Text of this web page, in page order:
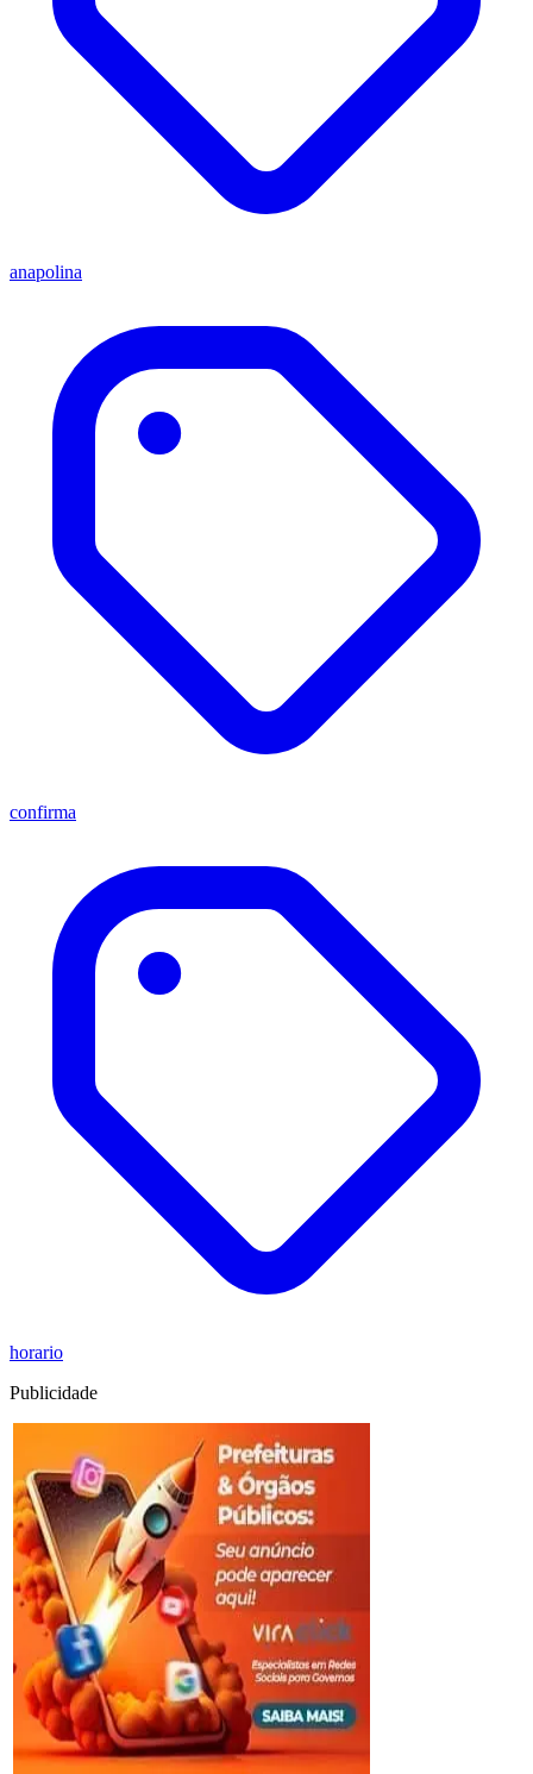
anapolina
confirma
horario
Publicidade